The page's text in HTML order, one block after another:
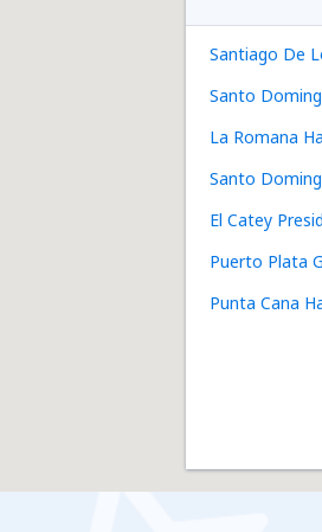
Santiago De
Santo
La Romana
Santo
El Catey
Puerto Plata
Punta Cana